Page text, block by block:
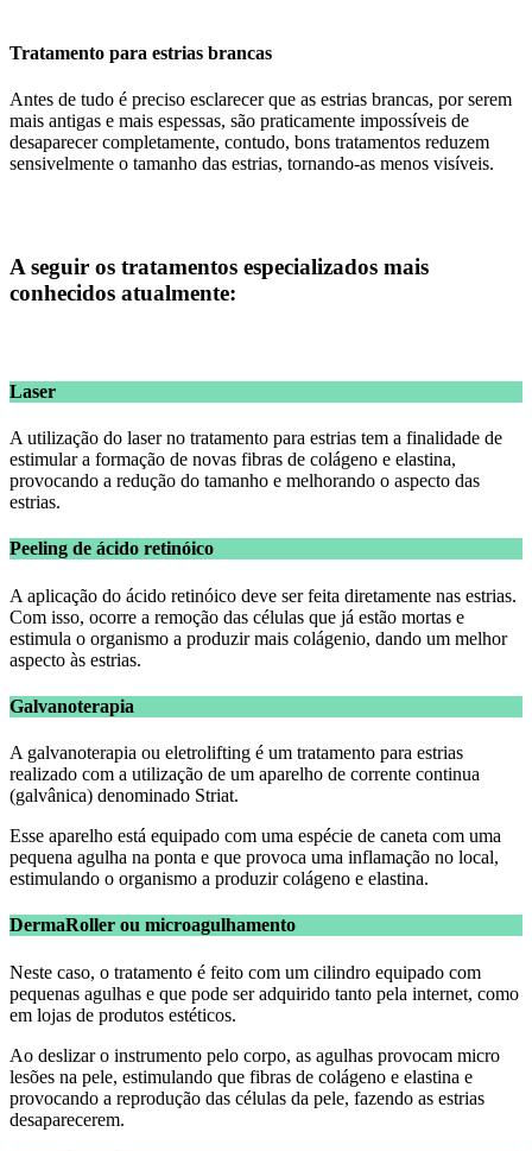
Tratamento para estrias brancas
Antes de tudo é preciso esclarecer que as estrias brancas, por serem
mais antigas e mais espessas, são praticamente impossíveis de
desaparecer completamente, contudo, bons tratamentos reduzem
sensivelmente o tamanho das estrias, tornando-as menos visíveis.
A seguir os tratamentos especializados mais
conhecidos atualmente:
Laser
A utilização do laser no tratamento para estrias tem a finalidade de
estimular a formação de novas fibras de colágeno e elastina,
provocando a redução do tamanho e melhorando o aspecto das
estrias.
Peeling de ácido retinóico
A aplicação do ácido retinóico deve ser feita diretamente nas estrias.
Com isso, ocorre a remoção das células que já estão mortas e
estimula o organismo a produzir mais colágenio, dando um melhor
aspecto às estrias.
Galvanoterapia
A galvanoterapia ou eletrolifting é um tratamento para estrias
realizado com a utilização de um aparelho de corrente continua
(galvânica) denominado Striat.
Esse aparelho está equipado com uma espécie de caneta com uma
pequena agulha na ponta e que provoca uma inflamação no local,
estimulando o organismo a produzir colágeno e elastina.
DermaRoller ou microagulhamento
Neste caso, o tratamento é feito com um cilindro equipado com
pequenas agulhas e que pode ser adquirido tanto pela internet, como
em lojas de produtos estéticos.
Ao deslizar o instrumento pelo corpo, as agulhas provocam micro
lesões na pele, estimulando que fibras de colágeno e elastina e
provocando a reprodução das células da pele, fazendo as estrias
desaparecerem.